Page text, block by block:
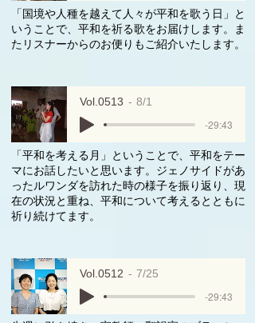
「国境や人種を越えて人々が平和を歌う日」と
いうことで、平和を祈る歌をお届けします。ま
たリスナーからのお便りもご紹介いたします。
Vol.0513 8/1
-29:43
「平和を考える月」ということで、平和をテー
マにお話したいと思います。ジェノサイドがあ
ったルワンダを訪れた時の様子を振り返り、現
在の状況と重ね、平和について考えるとともに
祈り続けてます。
Vol.0512 7/25
-29:43